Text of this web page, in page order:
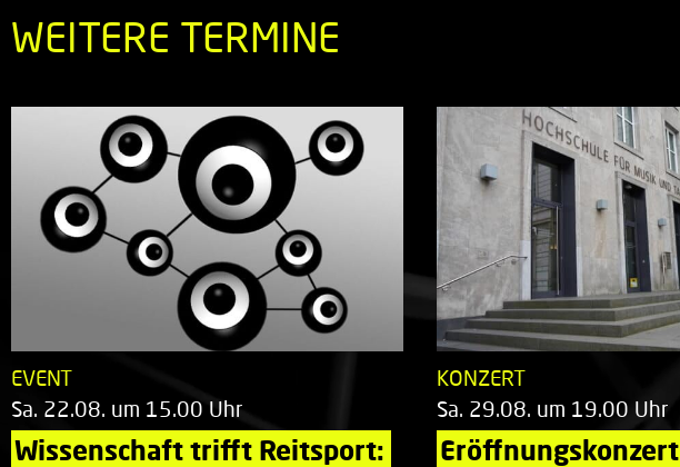
WEITERE TERMINE
EVENT
Sa. 22.08. um 15.00 Uhr
Wissenschaft trifft Reitsport:
KONZERT
Sa. 29.08. um 19.00 Uhr
Eröffnungskonzert